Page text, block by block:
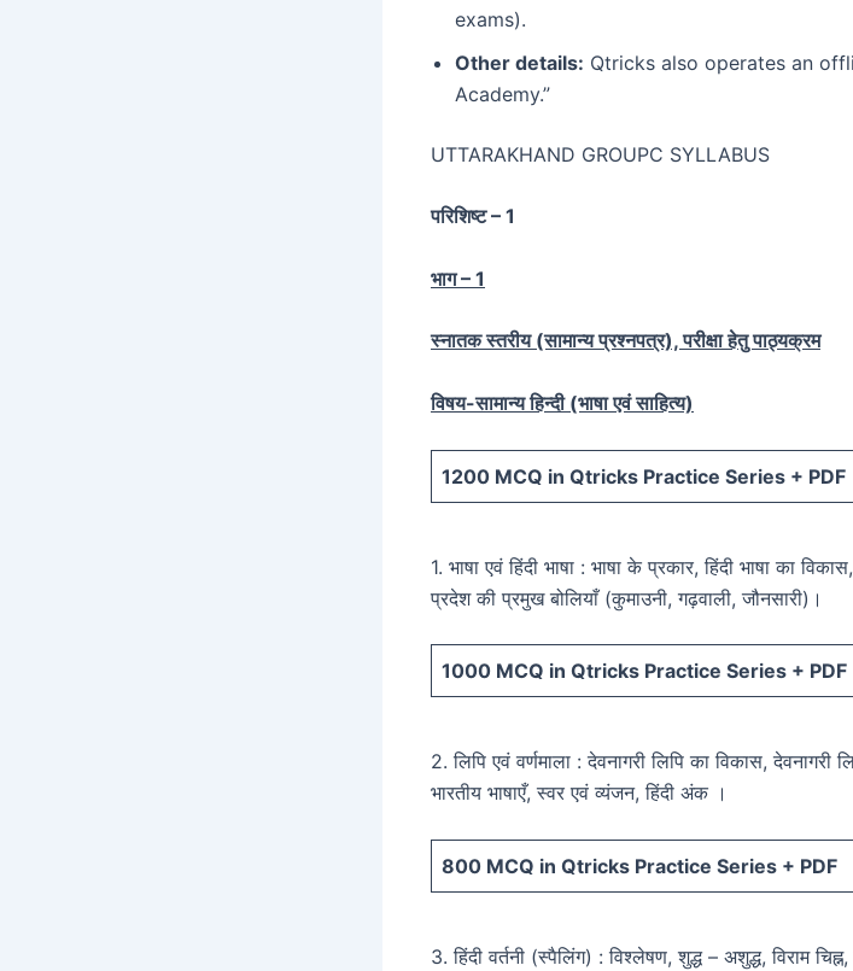
exams).
Other details: Qtricks also operates an
Academy.”
UTTARAKHAND GROUPC SYLLABUS
परिशिष्ट – 1
भाग – 1
स्नातक स्तरीय (सामान्य प्रश्नपत्र), परीक्षा हेतु पाठ्यक्रम
विषय-सामान्य हिन्दी (भाषा एवं साहित्य)
1200 MCQ in Qtricks Practice Series + PDF
1. भाषा एवं हिंदी भाषा : भाषा के प्रकार, हिंदी भाषा का
प्रदेश की प्रमुख बोलियाँ (कुमाउनी, गढ़वाली, जौनसारी)।
1000 MCQ in Qtricks Practice Series + PDF
2. लिपि एवं वर्णमाला : देवनागरी लिपि का विकास, देवनागरी
भारतीय भाषाएँ, स्वर एवं व्यंजन, हिंदी अंक ।
800 MCQ in Qtricks Practice Series + PDF
3. हिंदी वर्तनी (स्पैलिंग) : विश्लेषण, शुद्ध – अशुद्ध, विराम